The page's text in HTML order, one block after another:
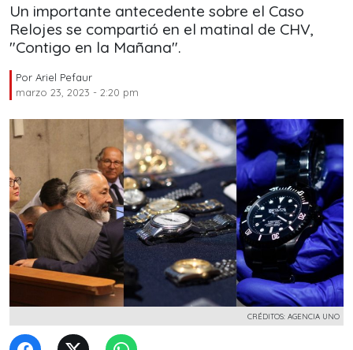
Un importante antecedente sobre el Caso
Relojes se compartió en el matinal de CHV,
"Contigo en la Mañana".
Por Ariel Pefaur
marzo 23, 2023 - 2:20 pm
CRÉDITOS: AGENCIA UNO